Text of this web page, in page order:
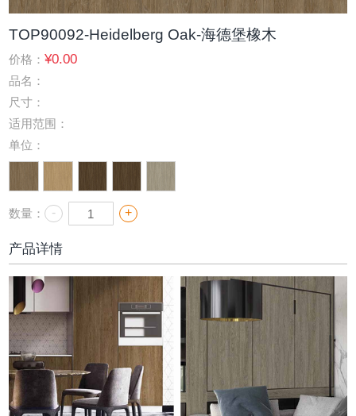
TOP90092-Heidelberg Oak-海德堡橡木
价格：¥0.00
品名：
尺寸：
适用范围：
单位：
数量： - +
产品详情